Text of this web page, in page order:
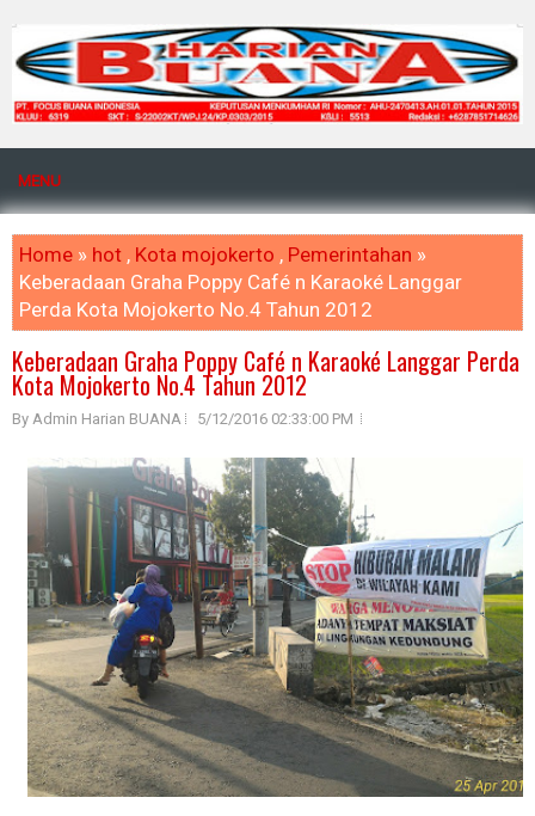
MENU
Home » hot , Kota mojokerto , Pemerintahan »
Keberadaan Graha Poppy Café n Karaoké Langgar
Perda Kota Mojokerto No.4 Tahun 2012
Keberadaan Graha Poppy Café n Karaoké Langgar Perda
Kota Mojokerto No.4 Tahun 2012
By Admin Harian BUANA 5/12/2016 02:33:00 PM